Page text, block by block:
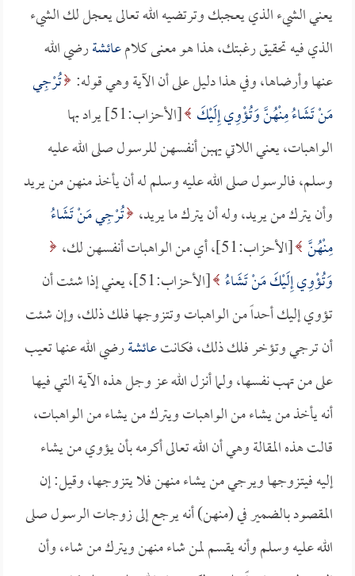
يعني الشيء الذي يعجبك وترتضيه الله تعالى يعجل لك الشيء
الذي فيه تحقيق رغبتك، هذا هو معنى كلامعائشةرضي الله
عنها وأرضاها، وفي هذا دليل على أن الآية وهي قوله: تُرْجِي
مَنْ تَشَاءُ مِنْهُنَّ وَتُؤْوِي إِلَيْكَ
[الأحزاب:51] يراد بها
الواهبات، يعني اللاتي يهبن أنفسهن للرسول صلى الله عليه
وسلم، فالرسول صلى الله عليه وسلم له أن يأخذ منهن من يريد
وأن يترك من يريد، وله أن يترك ما يريد، تُرْجِي مَنْ تَشَاءُ
مِنْهُنَّ [الأحزاب:51]، أي من الواهبات أنفسهن لك،
وَتُؤْوِي إِلَيْكَ مَنْ تَشَاءُ
[الأحزاب:51]، يعني إذا شئت أن
تؤوي إليك أحداً من الواهبات وتتزوجها فلك ذلك، وإن شئت
أن ترجي وتؤخر فلك ذلك، فكانتعائشةرضي الله عنها تعيب
على من تهب نفسها، ولما أنزل الله عز وجل هذه الآية التي فيها
أنه يأخذ من يشاء من الواهبات ويترك من يشاء من الواهبات،
قالت هذه المقالة وهي أن الله تعالى أكرمه بأن يؤوي من يشاء
إليه فيتزوجها ويرجي من يشاء منهن فلا يتزوجها، وقيل: إن
المقصود بالضمير في (منهن) أنه يرجع إلى زوجات الرسول صلى
الله عليه وسلم وأنه يقسم لمن شاء منهن ويترك من شاء، وأن